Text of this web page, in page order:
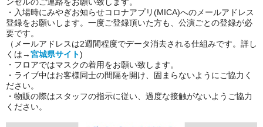
・入場時にみやぎお知らせコロナアプリ(MICA)へのメールアドレス
登録をお願いします。一度ご登録頂いた方も、公演ごとの登録が必
要です。
（メールアドレスは2週間程度でデータ消去される仕組みです。詳し
くは→宮城県サイト)
・フロアではマスクの着用をお願い致します。
・ライブ中はお客様同士の間隔を開け、固まらないようにご協力く
ださい。
・物販の際はスタッフの指示に従い、過度な接触がないようご協力
ください。